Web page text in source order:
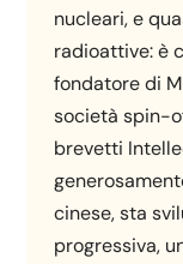
nucleari, e
radioattive: è
fondatore di
società spin-
brevetti
cinese, sta
progressiva,